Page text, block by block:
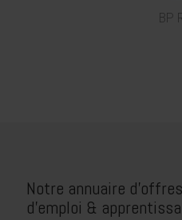
BP
Notre annuaire
d'emploi &